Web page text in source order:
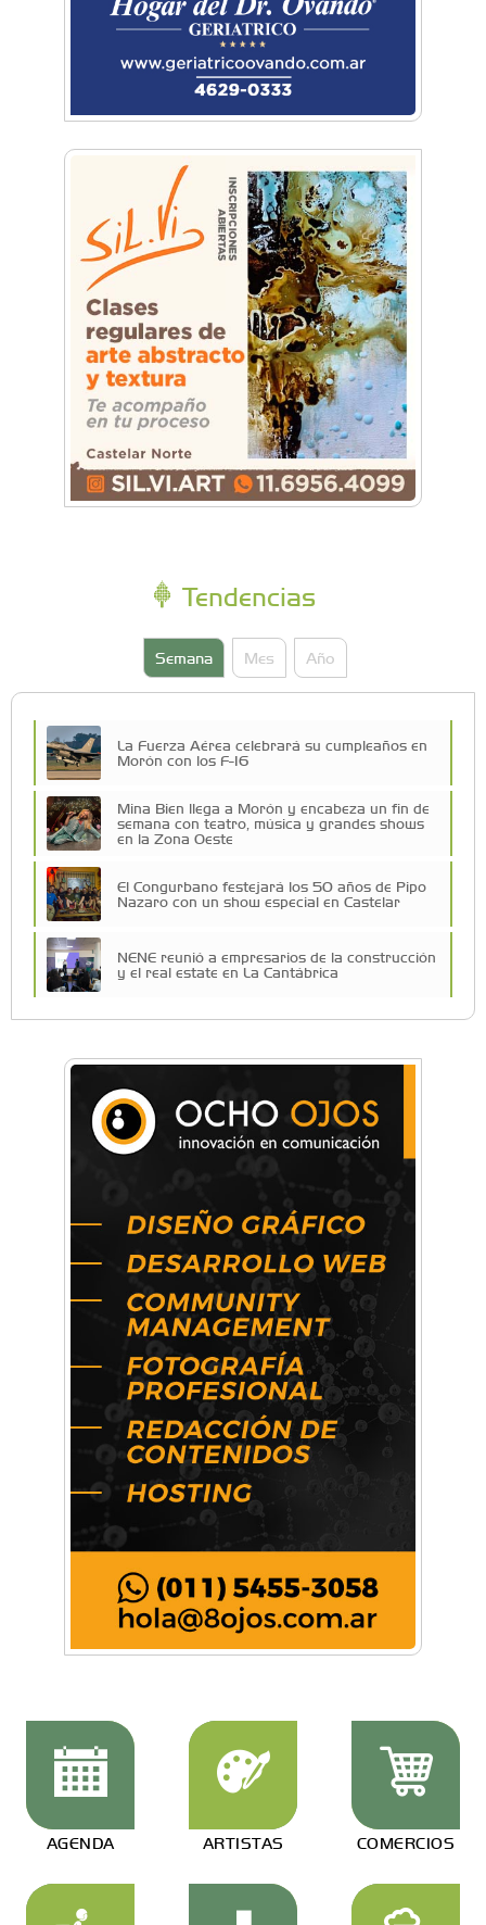
Tendencias
Semana Mes Año
La Fuerza Aérea celebrará su cumpleaños en
Morón con los F-16
Mina Bien llega a Morón y encabeza un fin de
semana con teatro, música y grandes shows
en la Zona Oeste
El Congurbano festejará los 50 años de Pipo
Nazaro con un show especial en Castelar
NENE reunió a empresarios de la construcción
y el real estate en La Cantábrica
Una compañía teatral de Castelar competirá
por el Premio FEBA Cultura
Mariana Croce: "Hoy las empresas necesitan
un asesoramiento integral para crecer con
seguridad"
Música, teatro, yoga, danza y mucho más:
Conocé todos los talleres para aprender y
disfrutar en la Zona Oeste
AGENDA ARTISTAS COMERCIOS